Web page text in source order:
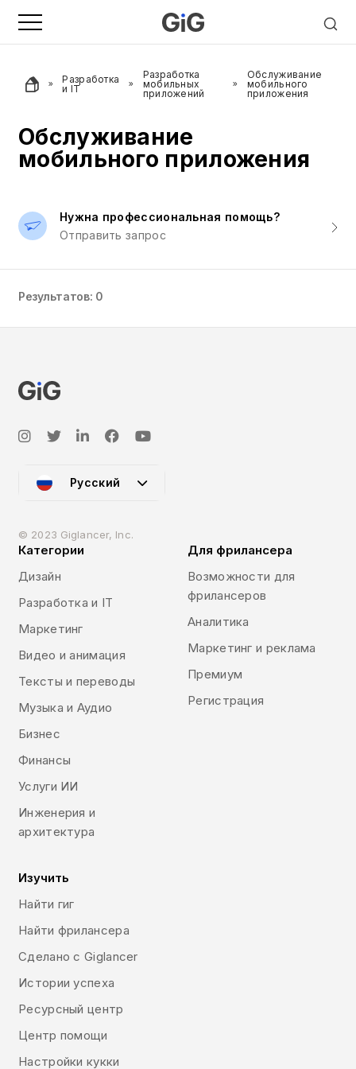
Разработка
и IT
Разработка
мобильных
приложений
Обслуживание
мобильного
приложения
Обслуживание
мобильного приложения
Нужна профессиональная помощь?
Отправить запрос
Результатов: 0
Русский
© 2023 Giglancer, Inc.
Категории
Дизайн
Разработка и IT
Маркетинг
Видео и анимация
Тексты и переводы
Музыка и Аудио
Бизнес
Финансы
Услуги ИИ
Инженерия и
архитектура
Для фрилансера
Возможности для
фрилансеров
Аналитика
Маркетинг и реклама
Премиум
Регистрация
Изучить
Найти гиг
Найти фрилансера
Сделано с Giglancer
Истории успеха
Ресурсный центр
Центр помощи
Настройки кукки